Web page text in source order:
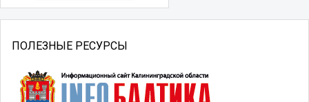
ПОЛЕЗНЫЕ РЕСУРСЫ